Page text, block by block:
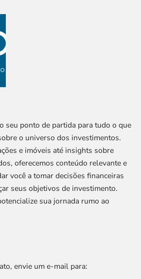
seu ponto de partida para tudo o que
o universo dos investimentos.
e imóveis até insights sobre
oferecemos conteúdo relevante e
você a tomar decisões financeiras
seus objetivos de investimento.
sua jornada rumo ao
envie um e-mail para: